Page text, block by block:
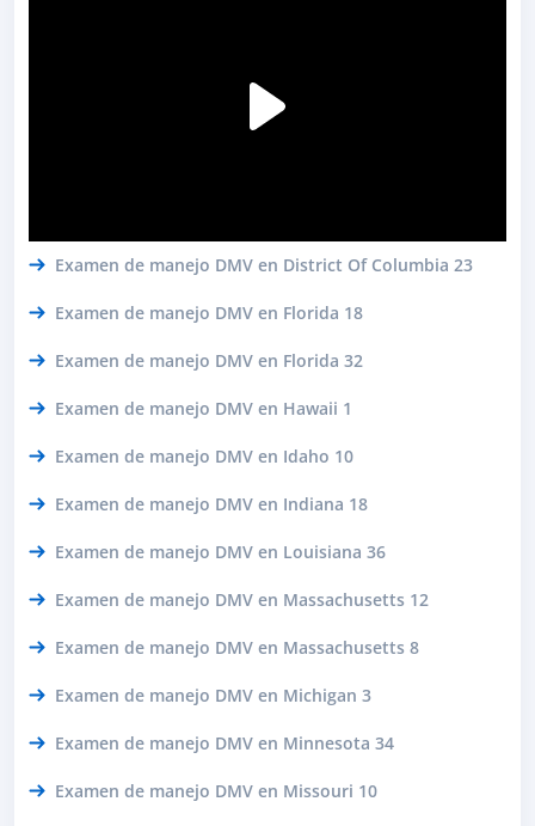
Examen de manejo DMV en District Of Columbia 23
Examen de manejo DMV en Florida 18
Examen de manejo DMV en Florida 32
Examen de manejo DMV en Hawaii 1
Examen de manejo DMV en Idaho 10
Examen de manejo DMV en Indiana 18
Examen de manejo DMV en Louisiana 36
Examen de manejo DMV en Massachusetts 12
Examen de manejo DMV en Massachusetts 8
Examen de manejo DMV en Michigan 3
Examen de manejo DMV en Minnesota 34
Examen de manejo DMV en Missouri 10